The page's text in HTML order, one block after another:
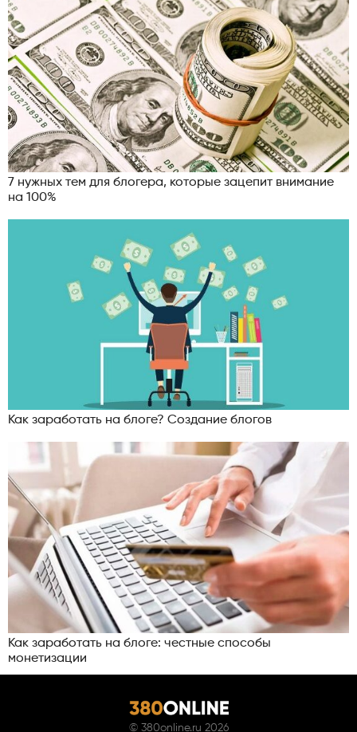
7 нужных тем для блогера, которые зацепит внимание
на 100%
Как заработать на блоге? Создание блогов
Как заработать на блоге: честные способы
монетизации
© 380online.ru 2026